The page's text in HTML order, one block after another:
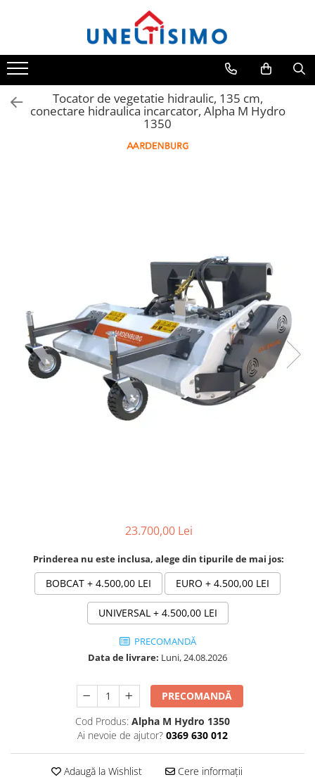
Toate Produsele
Tocatoare crengi si resturi vegetale
Despicatoare lemn
Prelucrare biomasa
Aspiratoare si suflante frunze
Despicatoare priza tractor PTO
Linii taiere si despicare
Masini de maturat
Mori de cereale
Polizoare de cioturi pomi
Accesorii dumpere
Benzi transportoare
Incarcatoare telescopice
Incarcatoare telescopice rotative
Remorci agricole
Remorci Tehnologice
Sisteme spalat
Tocator de vegetatie hidraulic, 135 cm,
conectare hidraulica incarcator, Alpha M Hydro
1350
23.700,00 Lei
Prinderea nu este inclusa, alege din tipurile de mai jos:
BOBCAT + 4.500,00 LEI EURO + 4.500,00 LEI
UNIVERSAL+ 4.500,00 LEI
PRECOMANDĂ
Data de livrare: Luni, 24.08.2026
PRECOMANDĂ
Cod Produs: Alpha M Hydro 1350
Ai nevoie de ajutor? 0369 630 012
Adaugă la Wishlist Cere informații